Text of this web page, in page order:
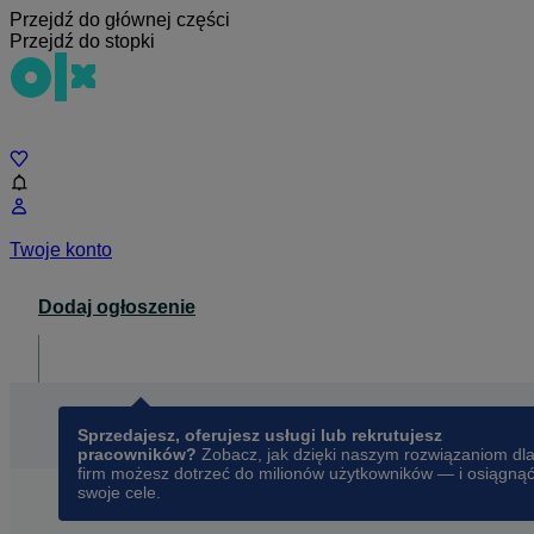
Przejdź do głównej części
Przejdź do stopki
Twoje konto
Dodaj ogłoszenie
Sprzedajesz, oferujesz usługi lub rekrutujesz
pracowników? Zobacz, jak dzięki naszym rozwiązaniom dla
firm możesz dotrzeć do milionów użytkowników — i osiągnąć
swoje cele.